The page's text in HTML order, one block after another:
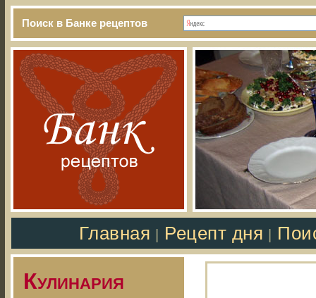
Поиск в Банке рецептов
Главная Рецепт дня
Кулинария